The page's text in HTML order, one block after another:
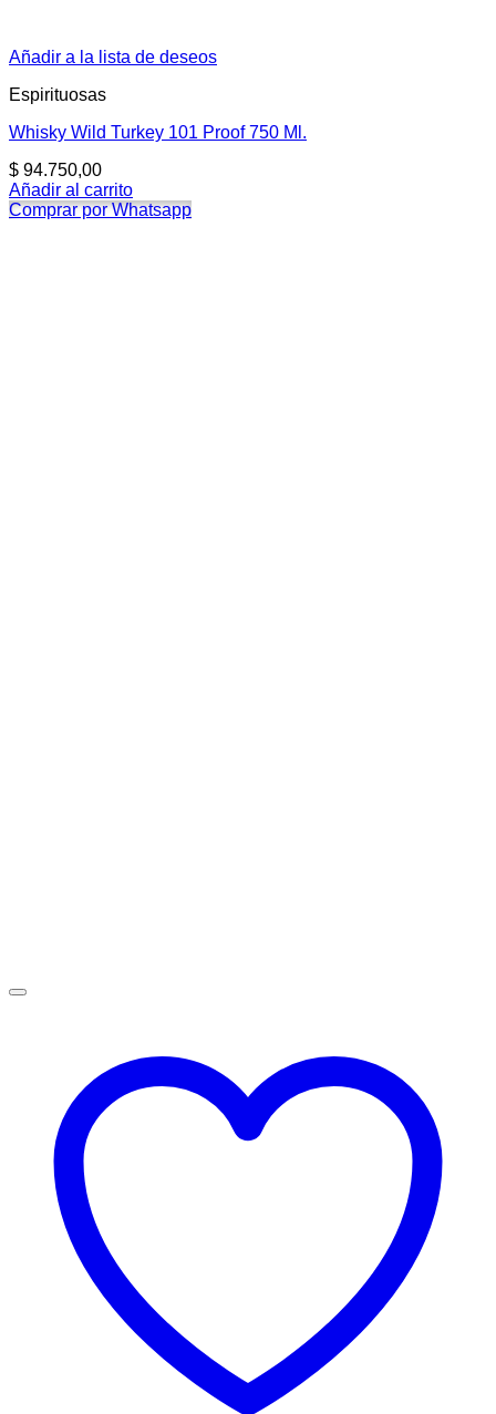
Añadir a la lista de deseos
Espirituosas
Whisky Wild Turkey 101 Proof 750 Ml.
$ 94.750,00
Añadir al carrito
Comprar por Whatsapp